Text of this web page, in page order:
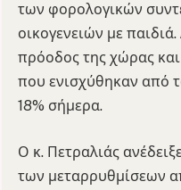
των φορολογικών
οικογενειών με
πρόοδος της χώρας
που ενισχύθηκαν από
18% σήμερα.
Ο κ. Πετραλιάς
των μεταρρυθμίσεων